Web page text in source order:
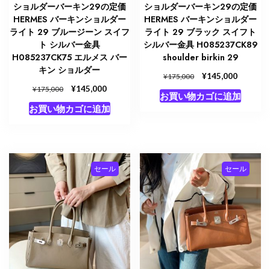
ショルダーバーキン29の定価
HERMES バーキンショルダー
ライト 29 ブルージーン スイフ
ト シルバー金具
H085237CK75 エルメス バー
キン ショルダー
¥175,000
元
の
価
で
し
た。
¥145,000現
在
の
¥145,000
で
す。
お買い物カゴに追加
ショルダーバーキン29の定価
HERMES バーキンショルダー
ライト 29 ブラック スイフト
シルバー金具 H085237CK89
shoulder birkin 29
¥175,000
元
の
価
し
た。
¥145,000現
在
の
で
す。
お買い物カゴに追加
セール セール